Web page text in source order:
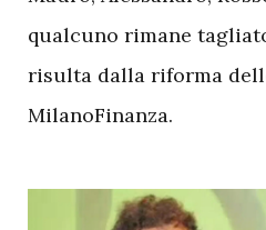
qualcuno rimane
risulta dalla riforma
MilanoFinanza.